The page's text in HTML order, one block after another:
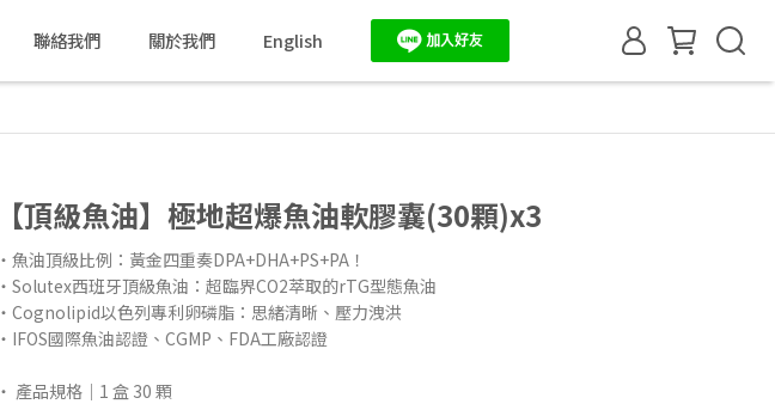
聯絡我們 關於我們 English
【頂級魚油】極地超爆魚油軟膠囊(30顆)x3
‧魚油頂級比例：黃金四重奏DPA+DHA+PS+PA！
‧Solutex西班牙頂級魚油：超臨界CO2萃取的rTG型態魚油
‧Cognolipid以色列專利卵磷脂：思緒清晰、壓力洩洪
‧IFOS國際魚油認證、CGMP、FDA工廠認證
・ 產品規格｜1 盒 30 顆